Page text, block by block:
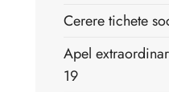
Cerere tichete
Apel
19